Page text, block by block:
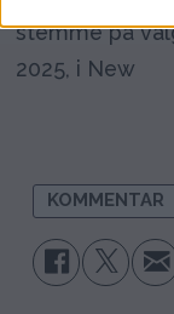
stemme på
2025, i New
KOMMENTAR